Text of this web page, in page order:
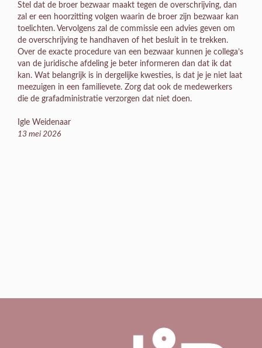
Stel dat de broer bezwaar maakt tegen de overschrijving, dan
zal er een hoorzitting volgen waarin de broer zijn bezwaar kan
toelichten. Vervolgens zal de commissie een advies geven om
de overschrijving te handhaven of het besluit in te trekken.
Over de exacte procedure van een bezwaar kunnen je collega’s
van de juridische afdeling je beter informeren dan dat ik dat
kan. Wat belangrijk is in dergelijke kwesties, is dat je je niet laat
meezuigen in een familievete. Zorg dat ook de medewerkers
die de grafadministratie verzorgen dat niet doen.
Igle Weidenaar
13 mei 2026